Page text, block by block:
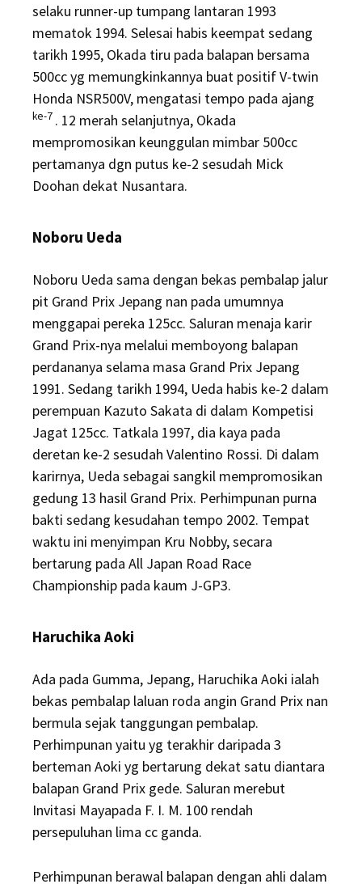
selaku runner-up tumpang lantaran 1993
mematok 1994. Selesai habis keempat sedang
tarikh 1995, Okada tiru pada balapan bersama
500cc yg memungkinkannya buat positif V-twin
Honda NSR500V, mengatasi tempo pada ajang
ke-7 . 12 merah selanjutnya, Okada
mempromosikan keunggulan mimbar 500cc
pertamanya dgn putus ke-2 sesudah Mick
Doohan dekat Nusantara.
Noboru Ueda
Noboru Ueda sama dengan bekas pembalap jalur
pit Grand Prix Jepang nan pada umumnya
menggapai pereka 125cc. Saluran menaja karir
Grand Prix-nya melalui memboyong balapan
perdananya selama masa Grand Prix Jepang
1991. Sedang tarikh 1994, Ueda habis ke-2 dalam
perempuan Kazuto Sakata di dalam Kompetisi
Jagat 125cc. Tatkala 1997, dia kaya pada
deretan ke-2 sesudah Valentino Rossi. Di dalam
karirnya, Ueda sebagai sangkil mempromosikan
gedung 13 hasil Grand Prix. Perhimpunan purna
bakti sedang kesudahan tempo 2002. Tempat
waktu ini menyimpan Kru Nobby, secara
bertarung pada All Japan Road Race
Championship pada kaum J-GP3.
Haruchika Aoki
Ada pada Gumma, Jepang, Haruchika Aoki ialah
bekas pembalap laluan roda angin Grand Prix nan
bermula sejak tanggungan pembalap.
Perhimpunan yaitu yg terakhir daripada 3
berteman Aoki yg bertarung dekat satu diantara
balapan Grand Prix gede. Saluran merebut
Invitasi Mayapada F. I. M. 100 rendah
persepuluhan lima cc ganda.
Perhimpunan berawal balapan dengan ahli dalam